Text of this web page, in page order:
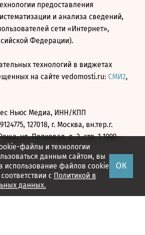
файлы и технологии
данным сайтом, вы
использование файлов cookie
с Политикой в
данных.
ОК
предоставления
и анализа сведений,
сети «Интернет»,
Федерации).
технологий в виджетах
на сайте vedomosti.ru: СМИ2,
Ньюс Медиа, ИНН/КПП
127018, г. Москва, вн.тер.г.
ул. Полковая, д. 3, стр. 1 1999—